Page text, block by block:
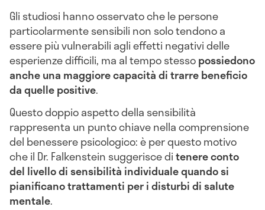
Gli studiosi hanno osservato che le persone
particolarmente sensibili non solo tendono a
essere più vulnerabili agli effetti negativi delle
esperienze difficili, ma al tempo stessopossiedono
anche una maggiore capacità di trarre beneficio
da quelle positive.
Questo doppio aspetto della sensibilità
rappresenta un punto chiave nella comprensione
del benessere psicologico: è per questo motivo
che il Dr. Falkenstein suggerisce ditenere conto
del livello di sensibilità individuale quando si
pianificano trattamenti per i disturbi di salute
mentale.